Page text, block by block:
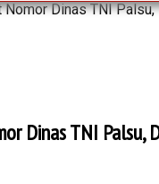
Dinas TNI
Dinas TNI Palsu,